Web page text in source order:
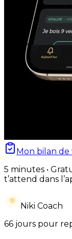
Mon bilan de
5 minutes •
t’attend dans
Niki Coach
66 jours pour